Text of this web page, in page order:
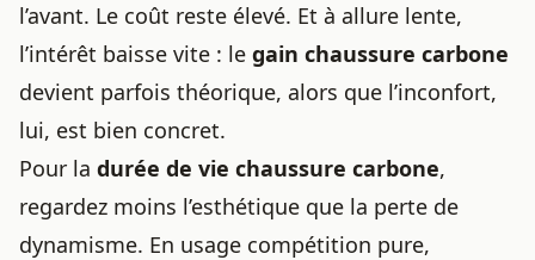
l’avant. Le coût reste élevé. Et à allure lente,
l’intérêt baisse vite : le gain chaussure carbone
devient parfois théorique, alors que l’inconfort,
lui, est bien concret.
Pour la durée de vie chaussure carbone,
regardez moins l’esthétique que la perte de
dynamisme. En usage compétition pure,